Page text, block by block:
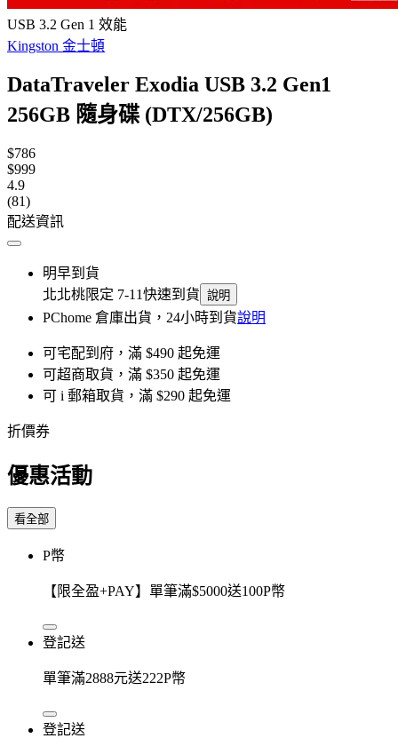
USB 3.2 Gen 1 效能
Kingston 金士頓
DataTraveler Exodia USB 3.2 Gen1
256GB 隨身碟 (DTX/256GB)
$786
$999
4.9
(81)
配送資訊
明早到貨
北北桃限定 7-11快速到貨 說明
PChome 倉庫出貨，24小時到貨說明
可宅配到府，滿 $490 起免運
可超商取貨，滿 $350 起免運
可 i 郵箱取貨，滿 $290 起免運
折價券
優惠活動
看全部
P幣
【限全盈+PAY】單筆滿$5000送100P幣
登記送
單筆滿2888元送222P幣
登記送